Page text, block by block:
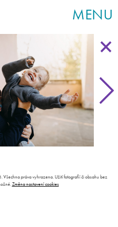
MENU
práva vyhrazena. Užití fotografií či obsahu bez
Změna nastavení cookies